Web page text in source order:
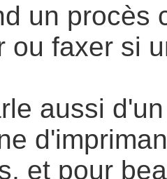
un procès
ou faxer si
aussi
et pour